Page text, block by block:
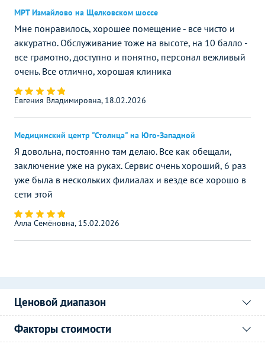
МРТ Измайлово на Щелковском шоссе
Мне понравилось, хорошее помещение - все чисто и
аккуратно. Обслуживание тоже на высоте, на 10 балло -
все грамотно, доступно и понятно, персонал вежливый
очень. Все отлично, хорошая клиника
Евгения Владимировна, 18.02.2026
Медицинский центр "Столица" на Юго-Западной
Я довольна, постоянно там делаю. Все как обещали,
заключение уже на руках. Сервис очень хороший, 6 раз
уже была в нескольких филиалах и везде все хорошо в
сети этой
Алла Семёновна, 15.02.2026
Ценовой диапазон
Факторы стоимости